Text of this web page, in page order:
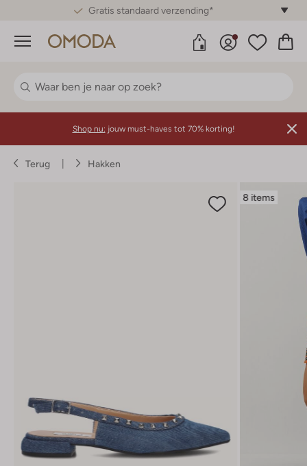
Gratis standaard verzending*
Menu
Shop nu: jouw must-haves tot 70% korting!
Terug Hakken
8 items